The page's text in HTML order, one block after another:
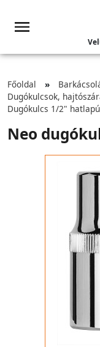
Főoldal
Dugókulcsok,
Dugókulcs 1/2" hatlapú
Neo